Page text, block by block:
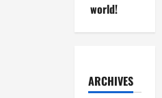
world!
ARCHIVES